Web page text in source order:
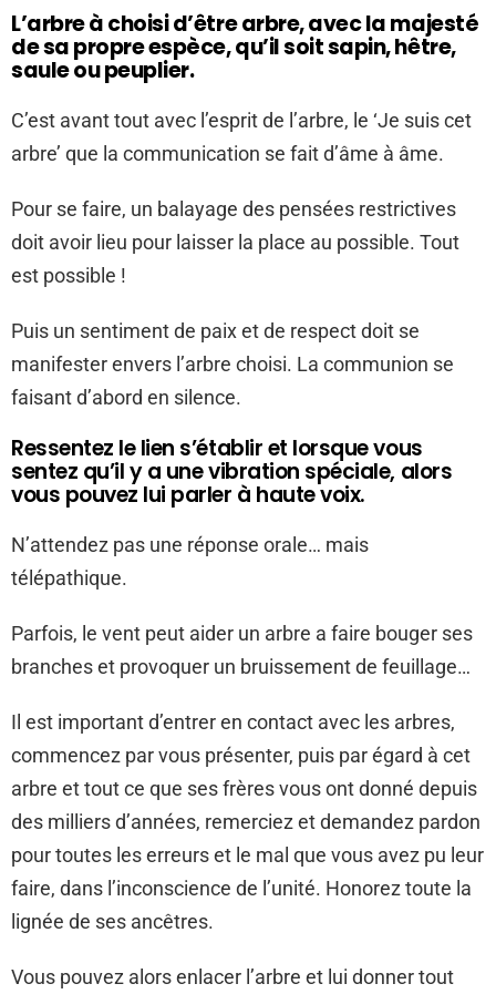
L’arbre à choisi d’être arbre, avec la majesté
de sa propre espèce, qu’il soit sapin, hêtre,
saule ou peuplier.
C’est avant tout avec l’esprit de l’arbre, le ‘Je suis cet
arbre’ que la communication se fait d’âme à âme.
Pour se faire, un balayage des pensées restrictives
doit avoir lieu pour laisser la place au possible. Tout
est possible !
Puis un sentiment de paix et de respect doit se
manifester envers l’arbre choisi. La communion se
faisant d’abord en silence.
Ressentez le lien s’établir et lorsque vous
sentez qu’il y a une vibration spéciale, alors
vous pouvez lui parler à haute voix.
N’attendez pas une réponse orale… mais
télépathique.
Parfois, le vent peut aider un arbre a faire bouger ses
branches et provoquer un bruissement de feuillage…
Il est important d’entrer en contact avec les arbres,
commencez par vous présenter, puis par égard à cet
arbre et tout ce que ses frères vous ont donné depuis
des milliers d’années, remerciez et demandez pardon
pour toutes les erreurs et le mal que vous avez pu leur
faire, dans l’inconscience de l’unité. Honorez toute la
lignée de ses ancêtres.
Vous pouvez alors enlacer l’arbre et lui donner tout